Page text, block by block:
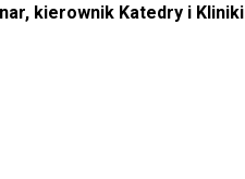
kierownik Katedry i Kliniki